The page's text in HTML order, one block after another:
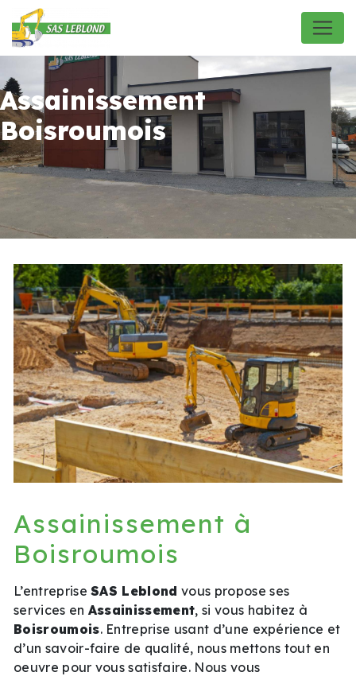
Panneau de gestion des cookies
Assainissement
Boisroumois
Assainissement à
Boisroumois
L’entrepriseSAS Leblond vous propose ses
services en Assainissement, si vous habitez à
Boisroumois. Entreprise usant d’une expérience et
d’un savoir-faire de qualité, nous mettons tout en
oeuvre pour vous satisfaire. Nous vous